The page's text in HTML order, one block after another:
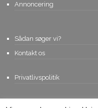
Annoncering
Sådan søger vi?
Kontakt os
Privatlivspolitik